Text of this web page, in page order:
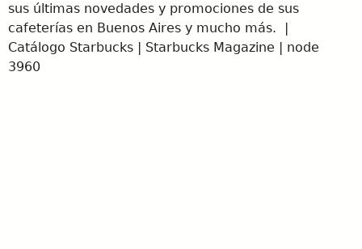
sus últimas novedades y promociones de sus
cafeterías en Buenos Aires y mucho más. |
Catálogo Starbucks | Starbucks Magazine | node
3960